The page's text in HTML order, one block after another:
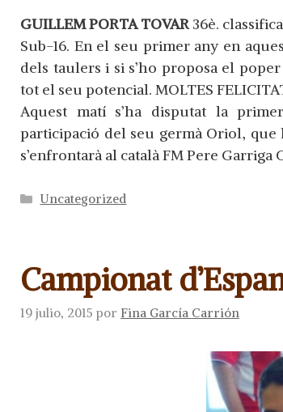
GUILLEM PORTA TOVAR36è.
Sub-16. En el seu primer any en
dels taulers i si s’ho proposa el
tot el seu potencial. MOLTES
Aquest matí s’ha disputat la
participació del seu germà Oriol,
s’enfrontarà al català FM Pere Garriga
Categorías
Uncategorized
Campionat
19 julio, 2015 por Fina García Carrión